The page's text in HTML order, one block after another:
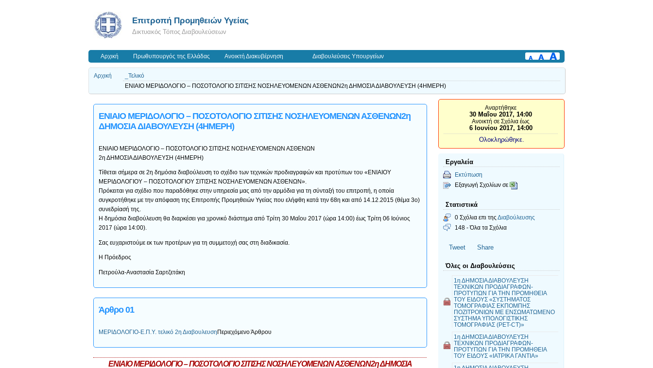
Επιτροπή Προμηθειών Υγείας
Δικτυακός Τόπος Διαβουλεύσεων
Αρχική Πρωθυπουργός της Ελλάδας Ανοικτή Διακυβέρνηση Διαβουλεύσεις Υπουργείων
Αρχική
_Τελικό
ΕΝΙΑΙΟ ΜΕΡΙΔΟΛΟΓΙΟ – ΠΟΣΟΤΟΛΟΓΙΟ ΣΙΤΙΣΗΣ ΝΟΣΗΛΕΥΟΜΕΝΩΝ ΑΣΘΕΝΩΝ2η ΔΗΜΟΣΙΑ ΔΙΑΒΟΥΛΕΥΣΗ (4ΗΜΕΡΗ)
ΕΝΙΑΙΟ ΜΕΡΙΔΟΛΟΓΙΟ – ΠΟΣΟΤΟΛΟΓΙΟ ΣΙΤΙΣΗΣ ΝΟΣΗΛΕΥΟΜΕΝΩΝ ΑΣΘΕΝΩΝ2η
ΔΗΜΟΣΙΑ ΔΙΑΒΟΥΛΕΥΣΗ (4ΗΜΕΡΗ)
ΕΝΙΑΙΟ ΜΕΡΙΔΟΛΟΓΙΟ – ΠΟΣΟΤΟΛΟΓΙΟ ΣΙΤΙΣΗΣ ΝΟΣΗΛΕΥΟΜΕΝΩΝ ΑΣΘΕΝΩΝ
2η ΔΗΜΟΣΙΑ ΔΙΑΒΟΥΛΕΥΣΗ (4ΗΜΕΡΗ)
Τίθεται σήμερα σε 2η δημόσια διαβούλευση το σχέδιο των τεχνικών προδιαγραφών και προτύπων του «ΕΝΙΑΙΟΥ
ΜΕΡΙΔΟΛΟΓΙΟΥ – ΠΟΣΟΤΟΛΟΓΙΟΥ ΣΙΤΙΣΗΣ ΝΟΣΗΛΕΥΟΜΕΝΩΝ ΑΣΘΕΝΩΝ».
Πρόκειται για σχέδιο που παραδόθηκε στην υπηρεσία μας από την αρμόδια για τη σύνταξή του επιτροπή, η οποία
συγκροτήθηκε με την απόφαση της Επιτροπής Προμηθειών Υγείας που ελήφθη κατά την 68η και από 14.12.2015 (θέμα 3ο)
συνεδρίασή της.
Η δημόσια διαβούλευση θα διαρκέσει για χρονικό διάστημα από Τρίτη 30 Μαΐου 2017 (ώρα 14:00) έως Τρίτη 06 Ιούνιος
2017 (ώρα 14:00).
Σας ευχαριστούμε εκ των προτέρων για τη συμμετοχή σας στη διαδικασία.
Η Πρόεδρος
Πετρούλα-Αναστασία Σαρτζετάκη
Άρθρο 01
ΜΕΡΙΔΟΛΟΓΙΟ-E.Π.Υ. τελικό 2η Διαβουλευση Περιεχόμενο Άρθρου
ΕΝΙΑΙΟ ΜΕΡΙΔΟΛΟΓΙΟ – ΠΟΣΟΤΟΛΟΓΙΟ ΣΙΤΙΣΗΣ ΝΟΣΗΛΕΥΟΜΕΝΩΝ ΑΣΘΕΝΩΝ2η ΔΗΜΟΣΙΑ
Αναρτήθηκε
30 Μαΐου 2017, 14:00
Ανοικτή σε Σχόλια έως
6 Ιουνίου 2017, 14:00
Ολοκληρώθηκε.
Εργαλεία
Εκτύπωση
Εξαγωγή Σχολίων σε
Στατιστικά
0 Σχόλια επι της Διαβούλευσης
148 - Όλα τα Σχόλια
Tweet Share
Όλες οι Διαβουλεύσεις
1η ΔΗΜΟΣΙΑ ΔΙΑΒΟΥΛΕΥΣΗ
ΤΕΧΝΙΚΩΝ ΠΡΟΔΙΑΓΡΑΦΩΝ-
ΠΡΟΤΥΠΩΝ ΓΙΑ ΤΗΝ ΠΡΟΜΗΘΕΙΑ
ΤΟΥ ΕΙΔΟΥΣ «ΣΥΣΤΗΜΑΤΟΣ
ΤΟΜΟΓΡΑΦΙΑΣ ΕΚΠOΜΠΗΣ
ΠΟΖΙΤΡΟΝΙΩΝ ΜΕ ΕΝΣΩΜΑΤΩΜΕΝΟ
ΣΥΣΤΗΜΑ ΥΠΟΛΟΓΙΣΤΙΚΗΣ
ΤΟΜΟΓΡΑΦΙΑΣ (PET-CT)»
1η ΔΗΜΟΣΙΑ ΔΙΑΒΟΥΛΕΥΣΗ
ΤΕΧΝΙΚΩΝ ΠΡΟΔΙΑΓΡΑΦΩΝ-
ΠΡΟΤΥΠΩΝ ΓΙΑ ΤΗΝ ΠΡΟΜΗΘΕΙΑ
ΤΟΥ ΕΙΔΟΥΣ «ΙΑΤΡΙΚΑ ΓΑΝΤΙΑ»